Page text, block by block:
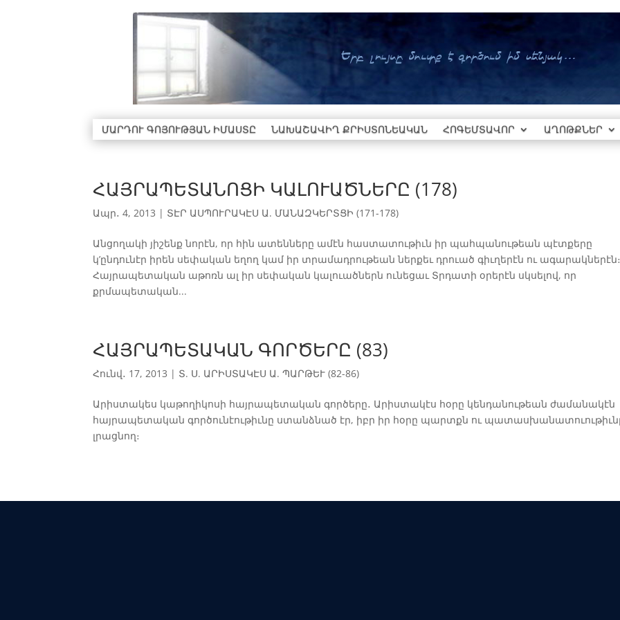
ՄԱՐԴՈՒ ԳՈՅՈՒԹՅԱՆ ԻՄԱՍՏԸ ՆԱԽԱՇԱՎԻՂ ՔՐԻՍՏՈՆԵԱԿԱՆ ՀՈԳԵՄՏԱՎՈՐ ԱՂՈԹՔՆԵՐ
ՀԱՅՐԱՊԵՏԱՆՈՑԻ ԿԱԼՈՒԱԾՆԵՐԸ (178)
Ապր․ 4, 2013 | ՏԷՐ ԱՍՊՈՒՐԱԿԷՍ Ա. ՄԱՆԱԶԿԵՐՏՑԻ (171-178)
Անցողակի յիշենք նորէն, որ հին ատենները ամէն հաստատութիւն իր պահպանութեան պէտքերը
կ’ընդունէր իրեն սեփական եղող կամ իր տրամադրութեան ներքեւ դրուած գիւղերէն ու
Հայրապետական աթոռն ալ իր սեփական կալուածներն ունեցաւ Տրդատի օրերէն սկսելով, որ
քրմապետական...
ՀԱՅՐԱՊԵՏԱԿԱՆ ԳՈՐԾԵՐԸ (83)
Հունվ․ 17, 2013 | Տ. Ս. ԱՐԻՍՏԱԿԷՍ Ա. ՊԱՐԹԵՒ (82-86)
Արիստակես կաթողիկոսի հայրապետական գործերը․ Արիստակէս հօրը կենդանութեան ժամանակէն
հայրապետական գործունէութիւնը ստանձնած էր, իբր իր հօրը պարտքն ու
լրացնող։